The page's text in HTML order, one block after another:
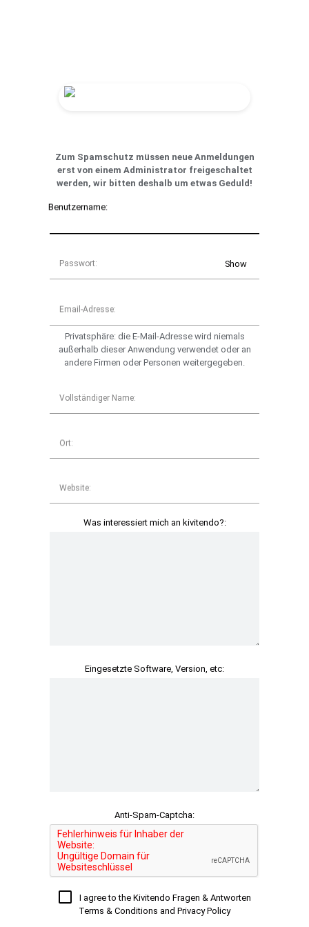
Zum Spamschutz müssen neue Anmeldungen
erst von einem Administrator freigeschaltet
werden, wir bitten deshalb um etwas Geduld!
Benutzername:
Show
Passwort:
Email-Adresse:
Privatsphäre: die E-Mail-Adresse wird niemals
außerhalb dieser Anwendung verwendet oder an
andere Firmen oder Personen weitergegeben.
Vollständiger Name:
Ort:
Website:
Was interessiert mich an kivitendo?:
Eingesetzte Software, Version, etc:
Anti-Spam-Captcha:
I agree to the Kivitendo Fragen & Antworten
Terms & Conditions and Privacy Policy